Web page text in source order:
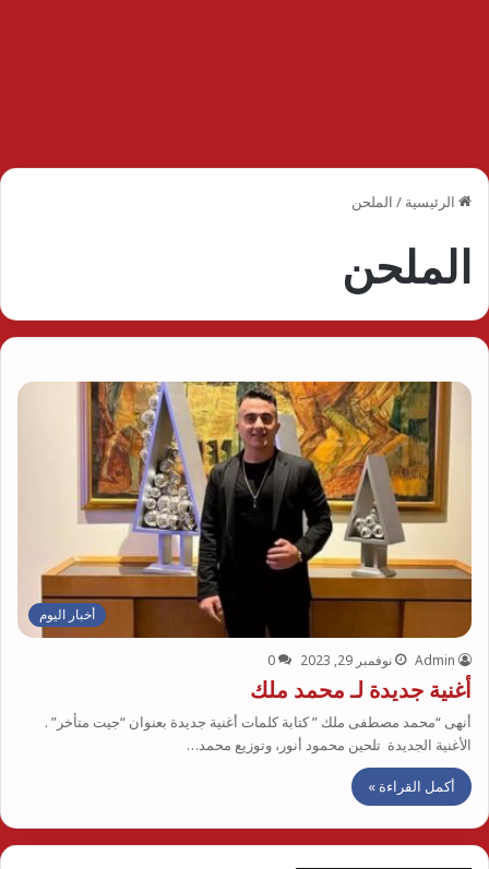
الرئيسية / الملحن
الملحن
أخبار اليوم
Admin نوفمبر 29, 2023 0
أغنية جديدة لـ محمد ملك
أنهى “محمد مصطفى ملك ” كتابة كلمات أغنية جديدة بعنوان “جيت متأخر” .
الأغنية الجديدة تلحين محمود أنور، وتوزيع محمد…
أكمل القراءة »